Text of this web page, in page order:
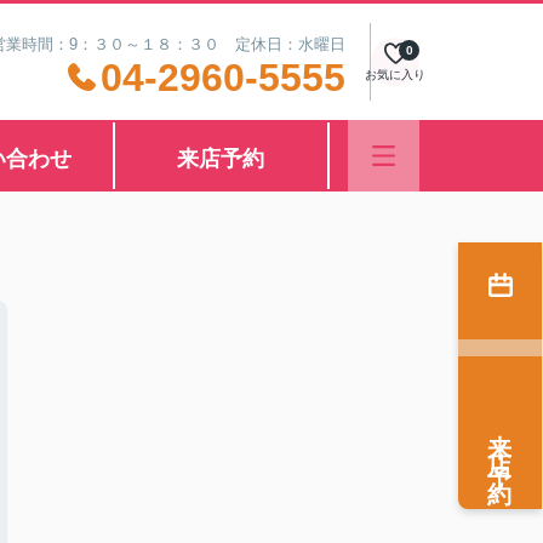
業時間：9：３０～１８：３０ 定休日：水曜日
04-2960-5555 お気に入り
0
合わせ 来店予約
来店予約